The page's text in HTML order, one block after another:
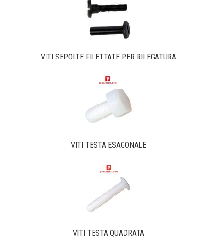
VITI SEPOLTE FILETTATE PER RILEGATURA
VITI TESTA ESAGONALE
VITI TESTA QUADRATA